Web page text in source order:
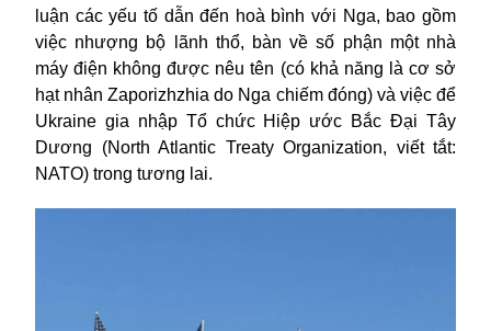
luận các yếu tố dẫn đến hoà bình với Nga, bao gồm
việc nhượng bộ lãnh thổ, bàn về số phận một nhà
máy điện không được nêu tên (có khả năng là cơ sở
hạt nhân Zaporizhzhia do Nga chiếm đóng) và việc để
Ukraine gia nhập Tổ chức Hiệp ước Bắc Đại Tây
Dương (North Atlantic Treaty Organization, viết tắt:
NATO) trong tương lai.